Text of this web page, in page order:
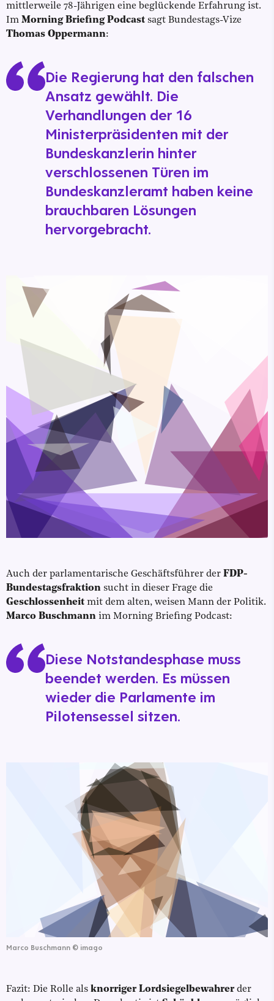
mittlerweile 78-Jährigen eine beglückende Erfahrung ist.
Im Morning Briefing Podcast sagt Bundestags-Vize
Thomas Oppermann:
Die Regierung hat den falschen
Ansatz gewählt. Die
Verhandlungen der 16
Ministerpräsidenten mit der
Bundeskanzlerin hinter
verschlossenen Türen im
Bundeskanzleramt haben keine
brauchbaren Lösungen
hervorgebracht.
Auch der parlamentarische Geschäftsführer der FDP-
Bundestagsfraktion sucht in dieser Frage die
Geschlossenheit mit dem alten, weisen Mann der Politik.
Marco Buschmann im Morning Briefing Podcast:
Diese Notstandesphase muss
beendet werden. Es müssen
wieder die Parlamente im
Pilotensessel sitzen.
Marco Buschmann © imago
Fazit: Die Rolle als knorriger Lordsiegelbewahrerder